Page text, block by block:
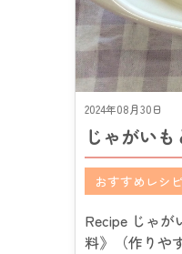
2024年08月30日
じゃがい
おすすめレシピ
Recipe じゃ
料》（作りや